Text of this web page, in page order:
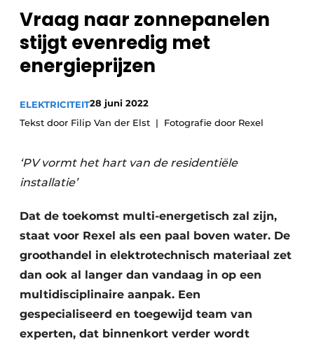
Vacature aanmelden
Vacatures
Video’s
Sanitair
Binnenklimaat
Brandbeveiliging
Warmtepompen
Vraag naar zonnepanelen
stijgt evenredig met
energieprijzen
ELEKTRICITEIT28 juni 2022
Tekst door Filip Van der Elst
Fotografie door Rexel
‘PV vormt het hart van de residentiële
installatie’
Dat de toekomst multi-energetisch zal zijn,
staat voor Rexel als een paal boven water. De
groothandel in elektrotechnisch materiaal zet
dan ook al langer dan vandaag in op een
multidisciplinaire aanpak. Een
gespecialiseerd en toegewijd team van
experten, dat binnenkort verder wordt